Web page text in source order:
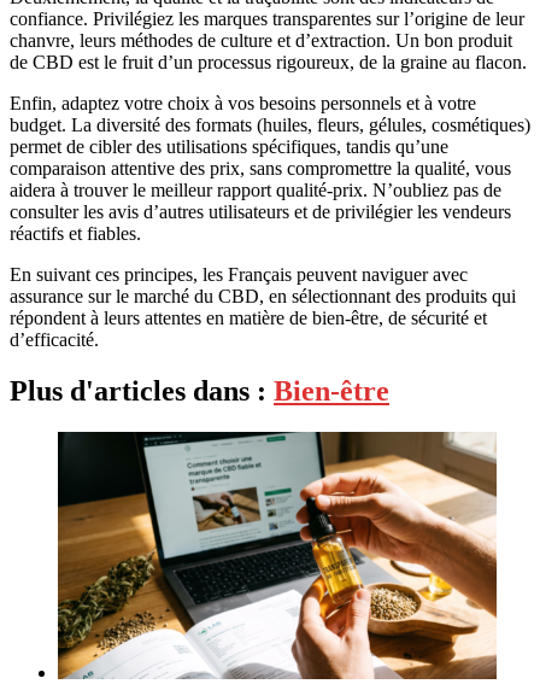
confiance. Privilégiez les marques transparentes sur l’origine de leur
chanvre, leurs méthodes de culture et d’extraction. Un bon produit
de CBD est le fruit d’un processus rigoureux, de la graine au flacon.
Enfin, adaptez votre choix à vos besoins personnels et à votre
budget. La diversité des formats (huiles, fleurs, gélules, cosmétiques)
permet de cibler des utilisations spécifiques, tandis qu’une
comparaison attentive des prix, sans compromettre la qualité, vous
aidera à trouver le meilleur rapport qualité-prix. N’oubliez pas de
consulter les avis d’autres utilisateurs et de privilégier les vendeurs
réactifs et fiables.
En suivant ces principes, les Français peuvent naviguer avec
assurance sur le marché du CBD, en sélectionnant des produits qui
répondent à leurs attentes en matière de bien-être, de sécurité et
d’efficacité.
Plus d'articles dans : Bien-être